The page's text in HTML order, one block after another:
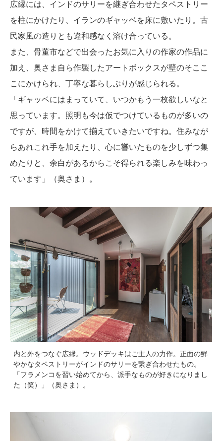
広縁には、インドのサリーを継ぎ合わせたタペストリー
を柱にかけたり、イランのギャッベを床に敷いたり。古
民家風の造りとも違和感なく溶け合っている。
また、骨董市などで出会ったお気に入りの作家の作品に
加え、奥さま自ら作製したアートボックスが壁のそここ
こにかけられ、丁寧な暮らしぶりが感じられる。
「ギャッベにはまっていて、いつかもう一枚欲しいなと
思っています。照明も今は仮でつけているものが多いの
ですが、時間をかけて揃えていきたいですね。住みなが
らあれこれ手を加えたり、心に響いたものを少しずつ集
めたりと、余白があるからこそ得られる楽しみを味わっ
ています」（奥さま）。
内と外をつなぐ広縁。ウッドデッキはご主人の力作。正面の鮮
やかなタペストリーがインドのサリーを繋ぎ合わせたもの。
「フラメンコを習い始めてから、派手なものが好きになりまし
た（笑）」（奥さま）。